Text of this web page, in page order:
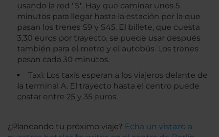
usando la red "S". Hay que caminar unos 5
minutos para llegar hasta la estación por la que
pasan los trenes S9 y S45. El billete, que cuesta
3,30 euros por trayecto, se puede usar después
también para el metro y el autobús. Los trenes
pasan cada 30 minutos.
Taxi: Los taxis esperan a los viajeros delante de
la terminal A. El trayecto hasta el centro puede
costar entre 25 y 35 euros.
¿Planeando tu próximo viaje? Echa un vistazo a